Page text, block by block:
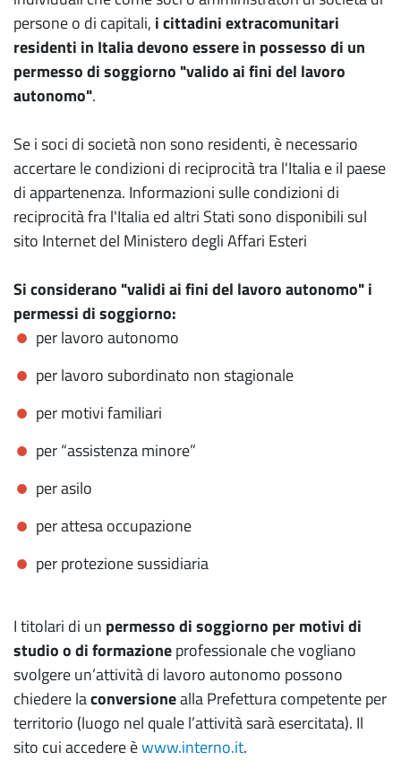
persone o di capitali, i cittadini extracomunitari
residenti in Italia devono essere in possesso di un
permesso di soggiorno "valido ai fini del lavoro
autonomo".
Se i soci di società non sono residenti, è necessario
accertare le condizioni di reciprocità tra l'Italia e il paese
di appartenenza. Informazioni sulle condizioni di
reciprocità fra l'Italia ed altri Stati sono disponibili sul
sito Internet del Ministero degli Affari Esteri
Si considerano "validi ai fini del lavoro autonomo" i
permessi di soggiorno:
per lavoro autonomo
per lavoro subordinato non stagionale
per motivi familiari
per “assistenza minore”
per asilo
per attesa occupazione
per protezione sussidiaria
I titolari di un permesso di soggiorno per motivi di
studio o di formazioneprofessionale che vogliano
svolgere un’attività di lavoro autonomo possono
chiedere laconversionealla Prefettura competente per
territorio (luogo nel quale l’attività sarà esercitata). Il
sito cui accedere èwww.interno.it.